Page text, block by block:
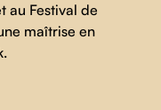
au Festival de
maîtrise en